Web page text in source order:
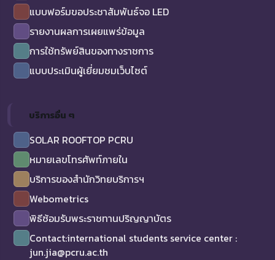
แบบฟอร์มขอประชาสัมพันธ์จอ LED
รายงานผลการเผยแพร่ข้อมูล
การใช้ทรัพย์สินของทางราชการ
แบบประเมินผู้เยี่ยมชมเว็บไซต์
บริการอื่น ๆ
SOLAR ROOFTOP PCRU
หมายเลขโทรศัพท์ภายใน
บริการของสำนักวิทยบริการฯ
Webometrics
พิธีซ้อมรับพระราชทานปริญญาบัตร
Contact:international students service center :
jun.jia@pcru.ac.th